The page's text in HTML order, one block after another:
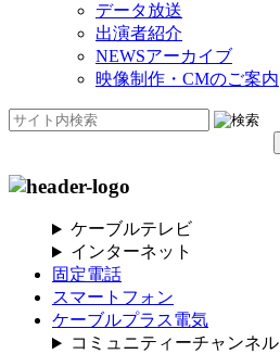
データ放送
出演者紹介
NEWSアーカイブ
映像制作・CMのご案内
ケーブルテレビ
インターネット
固定電話
スマートフォン
ケーブルプラス電気
コミュニティーチャンネル